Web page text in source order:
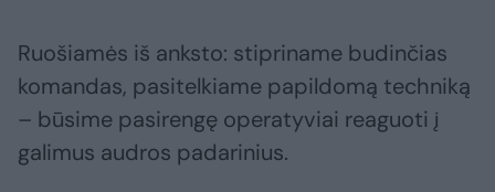
Ruošiamės iš anksto: stipriname budinčias
komandas, pasitelkiame papildomą techniką
– būsime pasirengę operatyviai reaguoti į
galimus audros padarinius.